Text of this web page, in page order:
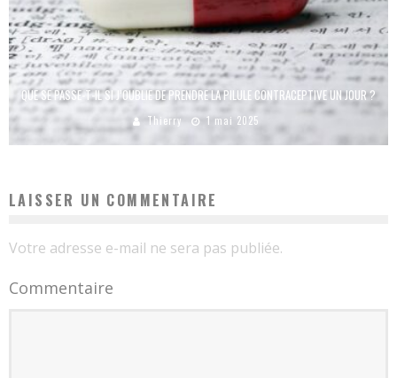
QUE SE PASSE-T-IL SI J’OUBLIE DE PRENDRE LA PILULE CONTRACEPTIVE UN JOUR ?
Thierry 1 mai 2025
LAISSER UN COMMENTAIRE
Votre adresse e-mail ne sera pas publiée.
Commentaire